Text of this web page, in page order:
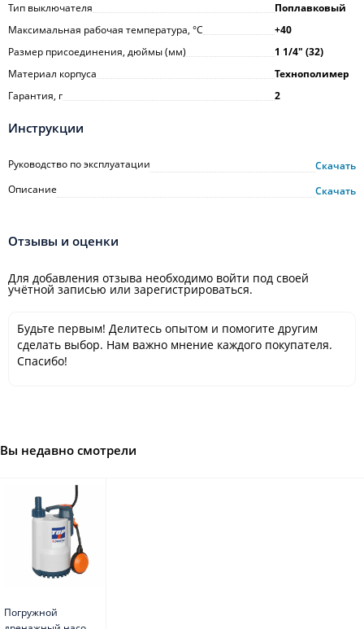
Тип выключателя
Поплавковый
Максимальная рабочая температура, °С
+40
Размер присоединения, дюймы (мм)
1 1/4ʺ (32)
Материал корпуса
Технополимер
Гарантия, г
2
Инструкции
Руководство по эксплуатации
Скачать
Описание
Скачать
Отзывы и оценки
Для добавления отзыва необходимо войти под своей
учётной записью или зарегистрироваться.
Будьте первым! Делитесь опытом и помогите другим
сделать выбор. Нам важно мнение каждого покупателя.
Спасибо!
Вы недавно смотрели
Погружной